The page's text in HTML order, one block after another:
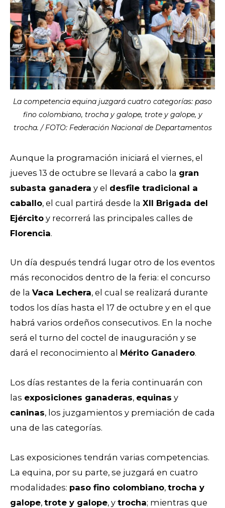
La competencia equina juzgará cuatro categorías: paso
fino colombiano, trocha y galope, trote y galope, y
trocha. / FOTO: Federación Nacional de Departamentos
Aunque la programación iniciará el viernes, el
jueves 13 de octubre se llevará a cabo la gran
subasta ganadera y el desfile tradicional a
caballo, el cual partirá desde la XII Brigada del
Ejército y recorrerá las principales calles de
Florencia.
Un día después tendrá lugar otro de los eventos
más reconocidos dentro de la feria: el concurso
de la Vaca Lechera, el cual se realizará durante
todos los días hasta el 17 de octubre y en el que
habrá varios ordeños consecutivos. En la noche
será el turno del coctel de inauguración y se
dará el reconocimiento al Mérito Ganadero.
Los días restantes de la feria continuarán con
las exposiciones ganaderas, equinas y
caninas, los juzgamientos y premiación de cada
una de las categorías.
Las exposiciones tendrán varias competencias.
La equina, por su parte, se juzgará en cuatro
modalidades: paso fino colombiano, trocha y
galope, trote y galope, y trocha; mientras que